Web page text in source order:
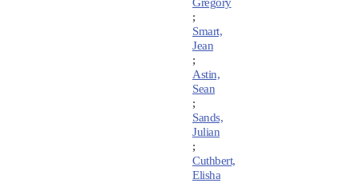
Gregory
;
Smart,
Jean
;
Astin,
Sean
;
Sands,
Julian
;
Cuthbert,
Elisha